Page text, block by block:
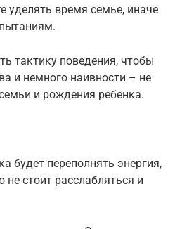
уделять время семье, иначе
тактику поведения, чтобы
и немного наивности – не
и рождения ребенка.
будет переполнять энергия,
не стоит расслабляться и